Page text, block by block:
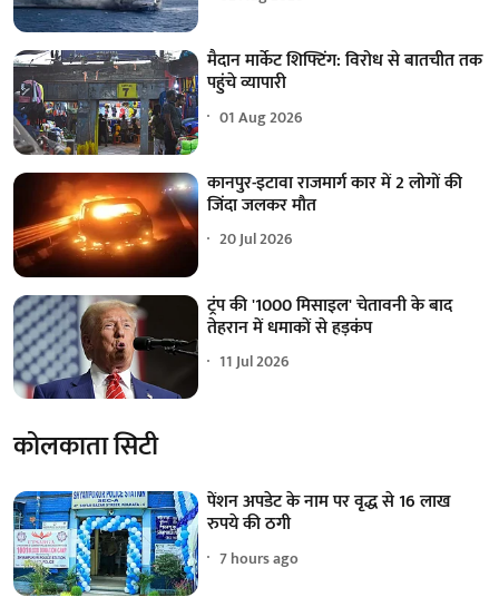
मैदान मार्केट शिफ्टिंग: विरोध से बातचीत तक
पहुंचे व्यापारी
01 Aug 2026
कानपुर-इटावा राजमार्ग कार में 2 लोगों की
जिंदा जलकर मौत
20 Jul 2026
ट्रंप की '1000 मिसाइल' चेतावनी के बाद
तेहरान में धमाकों से हड़कंप
11 Jul 2026
कोलकाता सिटी
पेंशन अपडेट के नाम पर वृद्ध से 16 लाख
रुपये की ठगी
7 hours ago